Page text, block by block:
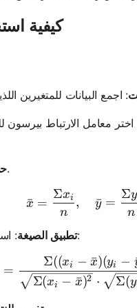
كيفية
اختر معامل الارتباط بيرسون
: احسب المتوسط لكل متغير.
x
ˉ =
n
Σxi , y
ˉ =
n
Σy
تطبيق الصيغة: استخدم صيغة ارتباط بيرسون للبيانات المتصلة:
r =
=
Σ(xi − x
ˉ)2 ⋅ Σ(y
Σ((xi − x
ˉ)(yi −